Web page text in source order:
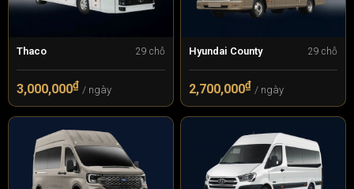
Thaco 29 chỗ
3,000,000₫ / ngày
Hyundai County 29 chỗ
2,700,000₫ / ngày